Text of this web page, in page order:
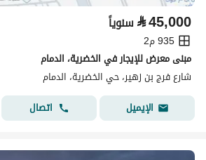
⃁45,000 سنوياً
935 م2
مبنى معرض للإيجار في الخضرية، الدمام
شارع فرج بن زهير، حي الخضرية، الدمام
الإيميل
اتصال